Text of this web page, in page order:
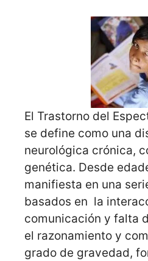
El Trastorno del
se define como una
neurológica crónica,
genética. Desde
manifiesta en una
basados en la
comunicación y falta
el razonamiento y
grado de gravedad,